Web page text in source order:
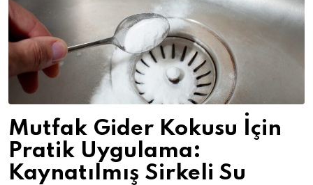
Mutfak Gider Kokusu İçin
Pratik Uygulama:
Kaynatılmış Sirkeli Su